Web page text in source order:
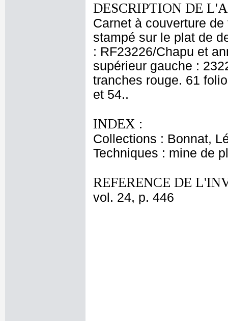
DESCRIPTION DE
Carnet à couverture
stampé sur le plat de
: RF23226/Chapu et
supérieur gauche :
tranches rouge. 61
et 54..
INDEX :
Collections : Bonnat,
Techniques : mine de
REFERENCE DE
vol. 24, p. 446